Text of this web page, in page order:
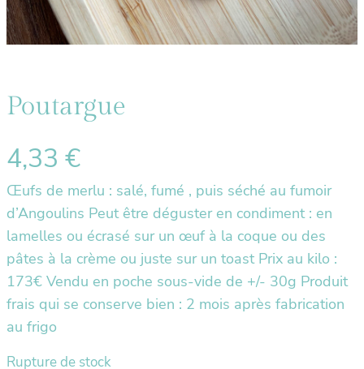
Poutargue
4,33 €
Œufs de merlu : salé, fumé , puis séché au fumoir
d’Angoulins Peut être déguster en condiment : en
lamelles ou écrasé sur un œuf à la coque ou des
pâtes à la crème ou juste sur un toast Prix au kilo :
173€ Vendu en poche sous-vide de +/- 30g Produit
frais qui se conserve bien : 2 mois après fabrication
au frigo
Rupture de stock